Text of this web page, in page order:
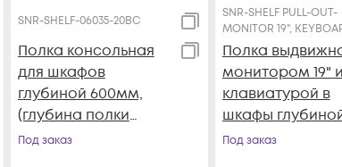
SNR-SHELF-06035-20BC
Полка консольная
для шкафов
глубиной 600мм,
(глубина полки
350мм)
Под заказ
SNR-SHELF PULL-OUT-
MONITOR 19",
Полка
монитором 19"
клавиатурой в
шкафы
1200мм (глубина
Под заказ